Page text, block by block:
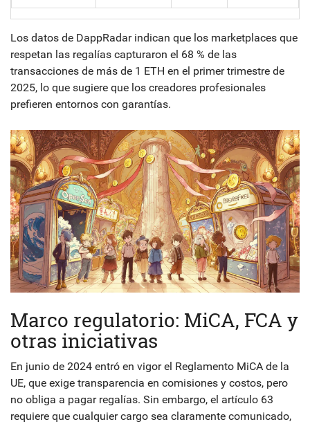
Los datos de DappRadar indican que los marketplaces que
respetan las regalías capturaron el 68 % de las
transacciones de más de 1 ETH en el primer trimestre de
2025, lo que sugiere que los creadores profesionales
prefieren entornos con garantías.
Marco regulatorio: MiCA, FCA y
otras iniciativas
En junio de 2024 entró en vigor el Reglamento MiCA de la
UE, que exige transparencia en comisiones y costos, pero
no obliga a pagar regalías. Sin embargo, el artículo 63
requiere que cualquier cargo sea claramente comunicado,